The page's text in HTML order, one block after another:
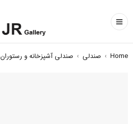
Home
› صندلی › صندلی آشپزخانه و رستوران